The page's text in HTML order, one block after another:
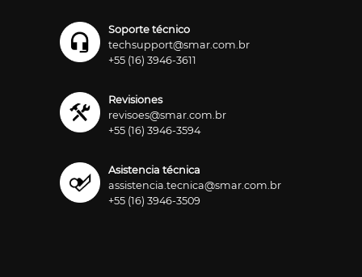
Soporte técnico
techsupport@smar.com.br
+55 (16) 3946-3611
Revisiones
revisoes@smar.com.br
+55 (16) 3946-3594
Asistencia técnica
assistencia.tecnica@smar.com.br
+55 (16) 3946-3509